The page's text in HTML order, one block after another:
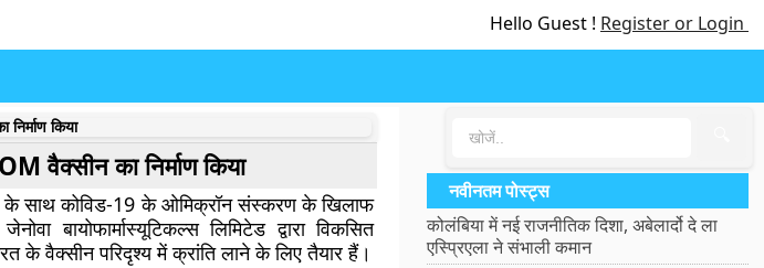
Hello Guest ! Register or Login
किया
वैक्सीन का निर्माण किया
के साथ कोविड-19 के ओमिक्रॉन संस्करण के खिलाफ
बायोफार्मास्यूटिकल्स लिमिटेड द्वारा विकसित
वैक्सीन परिदृश्य में क्रांति लाने के लिए तैयार हैं।
नवीनतम पोस्ट्स
कोलंबिया में नई राजनीतिक दिशा, अबेलार्दो दे ला
एस्प्रिएला ने संभाली कमान